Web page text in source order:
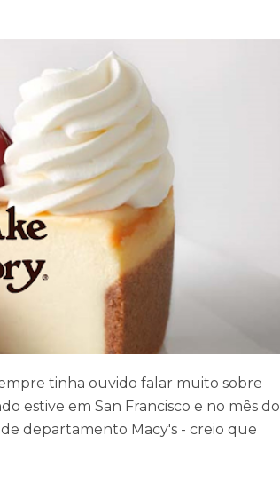
tinha ouvido falar muito sobre
estive em San Francisco e no mês do
departamento Macy's - creio que